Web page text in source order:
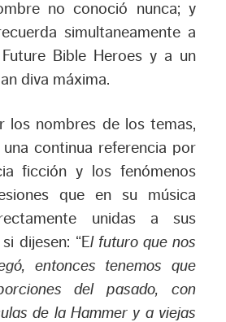
no conoció nunca; y
simultaneamente a
Bible Heroes y a un
diva máxima.
los nombres de los temas,
continua referencia por
ficción y los fenómenos
que en su música
unidas a sus
dijesen: “El futuro que nos
entonces tenemos que
del pasado, con
de la Hammer y a viejas